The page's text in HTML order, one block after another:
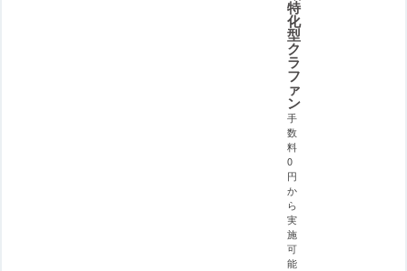
特
化
型
ク
ラ
フ
ァ
ン
手
数
料
0
円
か
ら
実
施
可
能